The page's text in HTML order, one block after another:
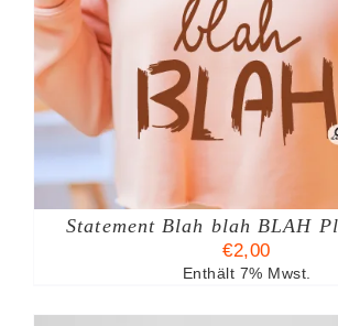
Statement Blah blah BLAH
€2,00
Enthält 7% Mwst.